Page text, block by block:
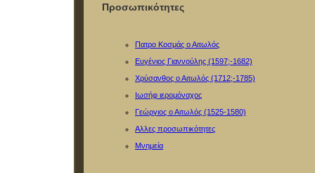
Προσωπικότητες
Πατρο Κοσμάς ο Αιτωλός
Ευγένιος Γιαννούλης (1597;-1682)
Χρύσανθος ο Αιτωλός (1712;-1785)
Ιωσήφ ιερομόναχος
Γεώργιος ο Αιτωλός (1525-1580)
Αλλες προσωπικότητες
Μνημεία